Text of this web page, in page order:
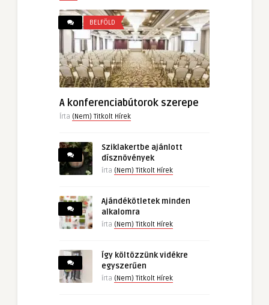
BELFÖLD
A konferenciabútorok szerepe
Írta (Nem) Titkolt Hírek
Sziklakertbe ajánlott
dísznövények
írta (Nem) Titkolt Hírek
Ajándékötletek minden
alkalomra
írta (Nem) Titkolt Hírek
Így költözzünk vidékre
egyszerűen
írta (Nem) Titkolt Hírek